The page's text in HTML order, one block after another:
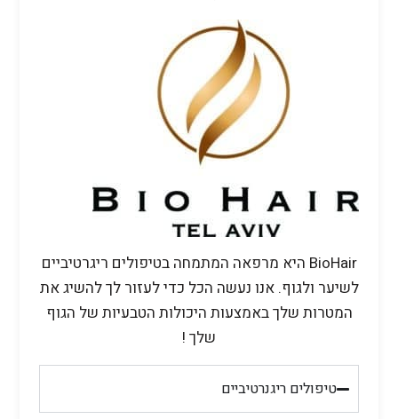
BioHair היא מרפאה המתמחה בטיפולים ריגרטיביים
לשיער ולגוף. אנו נעשה הכל כדי לעזור לך להשיג את
המטרות שלך באמצעות היכולות הטבעיות של הגוף
שלך !
טיפולים ריגנרטיביים